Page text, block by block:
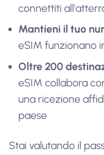
connettiti
Mantieni il tuo
eSIM funzionano
Oltre 200
eSIM collabora
una ricezione
paese
Stai valutando il